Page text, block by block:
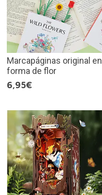
Marcapáginas original en
forma de flor
6,95€